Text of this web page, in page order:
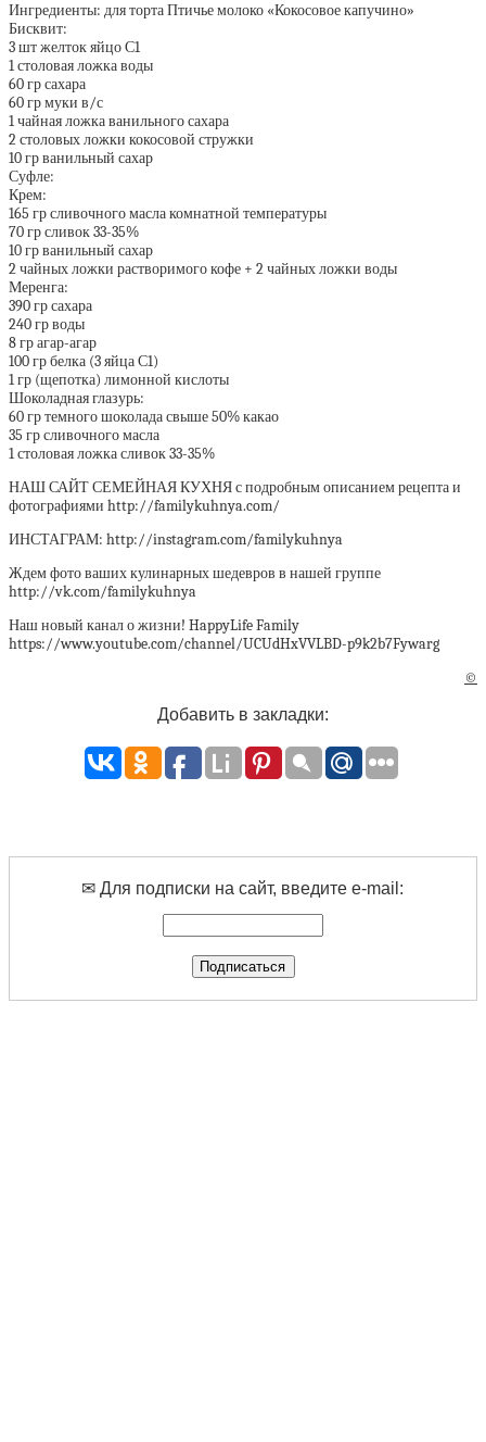
Ингредиенты: для торта Птичье молоко «Кокосовое капучино»
Бисквит:
3 шт желток яйцо С1
1 столовая ложка воды
60 гр сахара
60 гр муки в/с
1 чайная ложка ванильного сахара
2 столовых ложки кокосовой стружки
10 гр ванильный сахар
Суфле:
Крем:
165 гр сливочного масла комнатной температуры
70 гр сливок 33-35%
10 гр ванильный сахар
2 чайных ложки растворимого кофе + 2 чайных ложки воды
Меренга:
390 гр сахара
240 гр воды
8 гр агар-агар
100 гр белка (3 яйца С1)
1 гр (щепотка) лимонной кислоты
Шоколадная глазурь:
60 гр темного шоколада свыше 50% какао
35 гр сливочного масла
1 столовая ложка сливок 33-35%
НАШ САЙТ СЕМЕЙНАЯ КУХНЯ с подробным описанием рецепта и
фотографиями http://familykuhnya.com/
ИНСТАГРАМ: http://instagram.com/familykuhnya
Ждем фото ваших кулинарных шедевров в нашей группе
http://vk.com/familykuhnya
Наш новый канал о жизни! HappyLife Family
https://www.youtube.com/channel/UCUdHxVVLBD-p9k2b7Fywarg
©
Добавить в закладки:
✉ Для подписки на сайт, введите e-mail: